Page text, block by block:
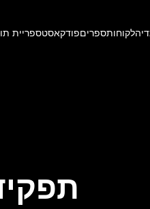
לקוחותספריםפודקאסטספריית